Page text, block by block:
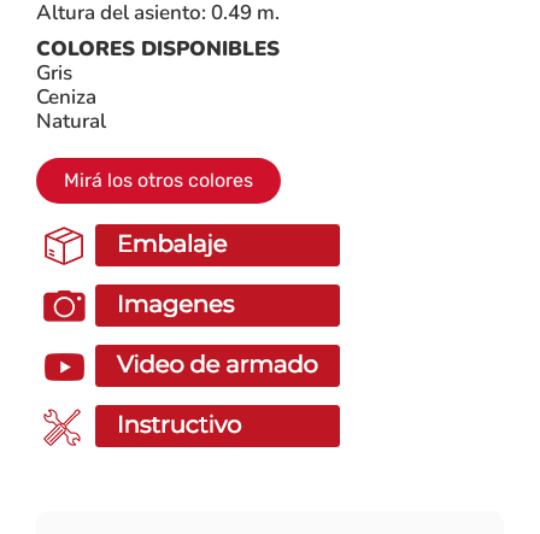
Altura del asiento: 0.49 m.
COLORES DISPONIBLES
Gris
Ceniza
Natural
Mirá los otros colores